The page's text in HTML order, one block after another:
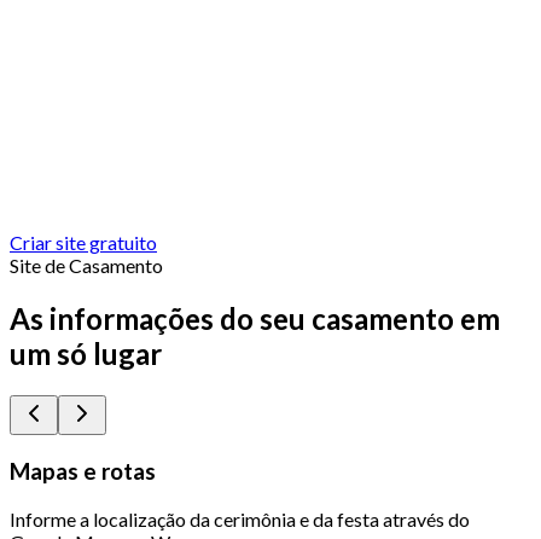
Criar site gratuito
Site de Casamento
As informações do seu casamento em
um só lugar
Mapas e rotas
Informe a localização da cerimônia e da festa através do